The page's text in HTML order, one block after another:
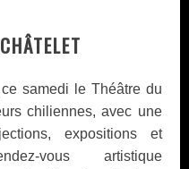
ÂTELET
samedi le Théâtre du
chiliennes, avec une
expositions et
vous artistique